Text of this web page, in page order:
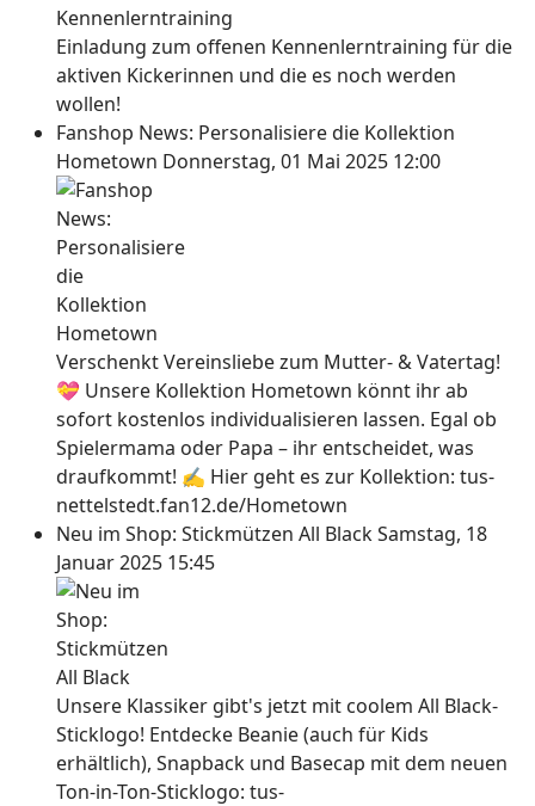
Einladung zum offenen Kennenlerntraining für die
aktiven Kickerinnen und die es noch werden
wollen!
Fanshop News: Personalisiere die Kollektion
Hometown Donnerstag, 01 Mai 2025 12:00
Verschenkt Vereinsliebe zum Mutter- & Vatertag!
💝 Unsere Kollektion Hometown könnt ihr ab
sofort kostenlos individualisieren lassen. Egal ob
Spielermama oder Papa – ihr entscheidet, was
draufkommt! ✍ Hier geht es zur Kollektion: tus-
nettelstedt.fan12.de/Hometown
Neu im Shop: Stickmützen All BlackSamstag, 18
Januar 2025 15:45
Unsere Klassiker gibt's jetzt mit coolem All Black-
Sticklogo! Entdecke Beanie (auch für Kids
erhältlich), Snapback und Basecap mit dem neuen
Ton-in-Ton-Sticklogo: tus-